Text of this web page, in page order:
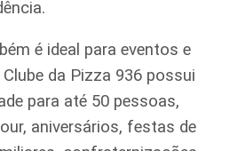
é ideal para eventos e
da Pizza 936 possui
para até 50 pessoas,
aniversários, festas de